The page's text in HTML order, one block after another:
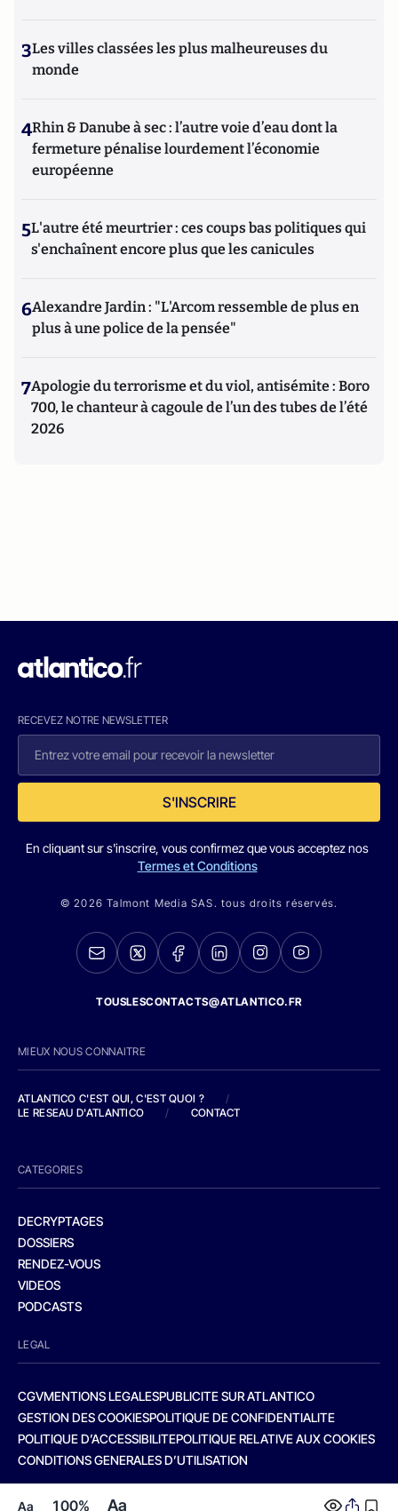
Aa 100% Aa
3Les villes classées les plus malheureuses du
monde
4Rhin & Danube à sec : l’autre voie d’eau dont la
fermeture pénalise lourdement l’économie
européenne
5L'autre été meurtrier : ces coups bas politiques qui
s'enchaînent encore plus que les canicules
6Alexandre Jardin : "L'Arcom ressemble de plus en
plus à une police de la pensée"
7Apologie du terrorisme et du viol, antisémite : Boro
700, le chanteur à cagoule de l’un des tubes de l’été
2026
RECEVEZ NOTRE NEWSLETTER
S'INSCRIRE
En cliquant sur s'inscrire, vous confirmez que vous acceptez nos
Termes et Conditions
© 2026 Talmont Media SAS. tous droits réservés.
TOUSLESCONTACTS@ATLANTICO.FR
MIEUX NOUS CONNAITRE
ATLANTICO C'EST QUI, C'EST QUOI ?
/
LE RESEAU D'ATLANTICO
/ CONTACT
CATEGORIES
DECRYPTAGES
DOSSIERS
RENDEZ-VOUS
VIDEOS
PODCASTS
LEGAL
CGVMENTIONS LEGALESPUBLICITE SUR ATLANTICO
GESTION DES COOKIESPOLITIQUE DE CONFIDENTIALITE
POLITIQUE D’ACCESSIBILITEPOLITIQUE RELATIVE AUX COOKIES
CONDITIONS GENERALES D’UTILISATION